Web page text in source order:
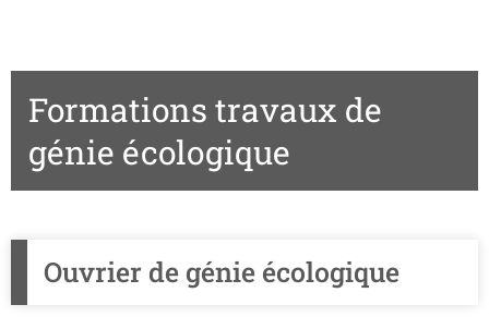
Formations travaux de
génie écologique
Ouvrier de génie écologique